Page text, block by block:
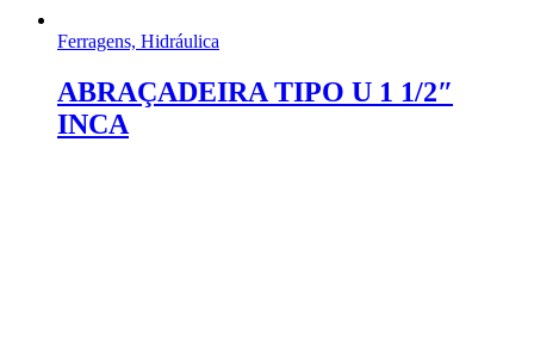
Ferragens, Hidráulica
ABRAÇADEIRA TIPO U 1 1/2″
INCA